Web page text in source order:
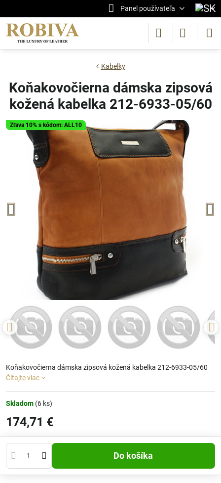
Panel používateľa
Zľava 10% s kódom: ALL10
Kabelky
Koňakovočierna dámska zipsová
kožená kabelka 212-6933-05/60
Koňakovočierna dámska zipsová kožená kabelka 212-6933-05/60
Čítajte viac
Skladom (6 ks)
174,71 €
Do košíka